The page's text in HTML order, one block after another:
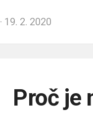
· 19. 2. 2020
Proč je